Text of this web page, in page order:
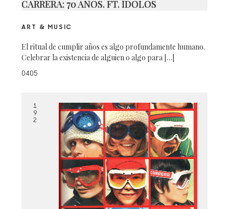
CARRERA: 70 AÑOS. FT. ÍDOLOS
ART & MUSIC
El ritual de cumplir años es algo profundamente humano.
Celebrar la existencia de alguien o algo para […]
0405
1
9
2